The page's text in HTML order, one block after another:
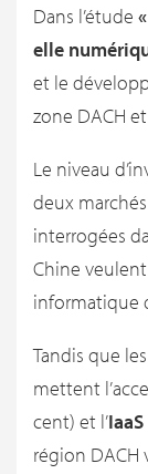
Dans l’étude
elle
et le
zone DACH
Le niveau
deux
interrogées
Chine
informatique
Tandis que
mettent
cent) et l’IaaS
région